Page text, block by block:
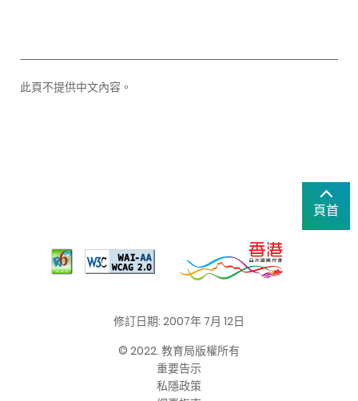
此頁不提供中文內容。
頁首
修訂日期: 2007年 7月 12日
© 2022. 教育局版權所有
重要告示
私隱政策